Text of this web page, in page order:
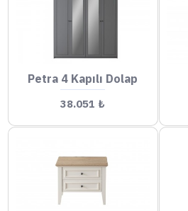
Petra 4 Kapılı Dolap
38.051 ₺